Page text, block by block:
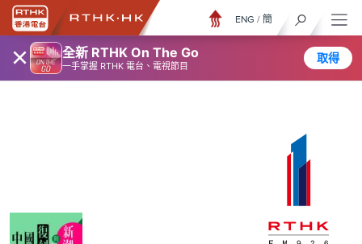
× 全新 RTHK On The Go
一手掌握 RTHK 電台、電視節目
取得
ENG / 簡